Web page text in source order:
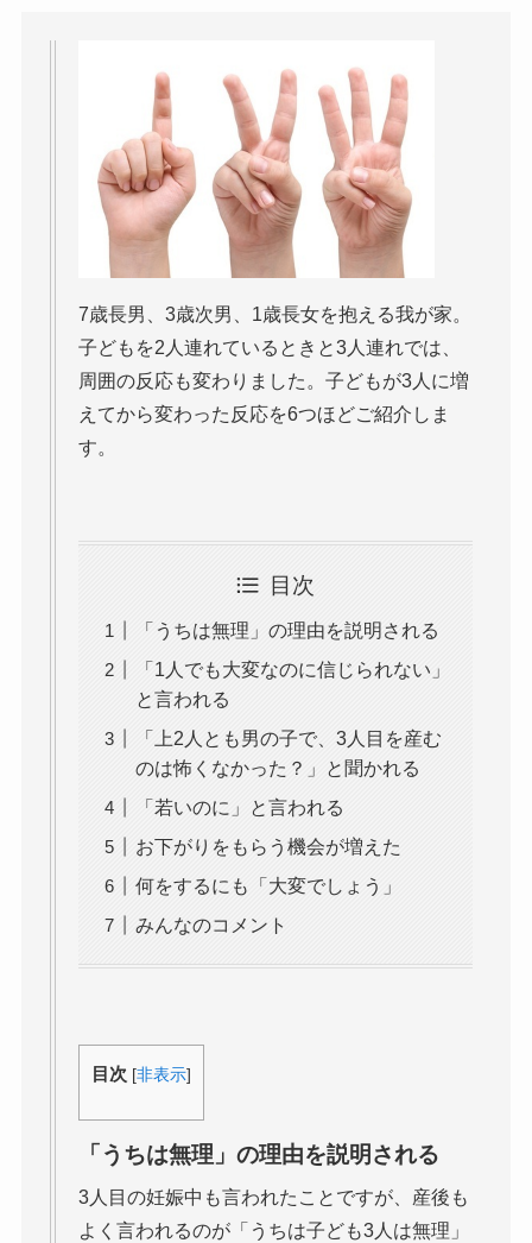
7歳長男、3歳次男、1歳長女を抱える我が家。
子どもを2人連れているときと3人連れでは、
周囲の反応も変わりました。子どもが3人に増
えてから変わった反応を6つほどご紹介しま
す。
目次
「うちは無理」の理由を説明される
「1人でも大変なのに信じられない」
と言われる
「上2人とも男の子で、3人目を産む
のは怖くなかった？」と聞かれる
「若いのに」と言われる
お下がりをもらう機会が増えた
何をするにも「大変でしょう」
みんなのコメント
目次 [非表示]
「うちは無理」の理由を説明される
3人目の妊娠中も言われたことですが、産後も
よく言われるのが「うちは子ども3人は無理」